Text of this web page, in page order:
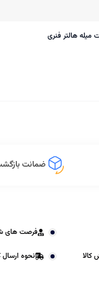
میله هالتر فنری
ضمانت
فرصت های
نحوه ارسال